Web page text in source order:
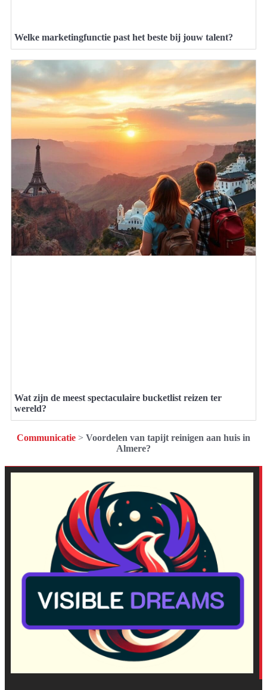
Welke marketingfunctie past het beste bij jouw talent?
Wat zijn de meest spectaculaire bucketlist reizen ter
wereld?
Communicatie > Voordelen van tapijt reinigen aan huis in
Almere?